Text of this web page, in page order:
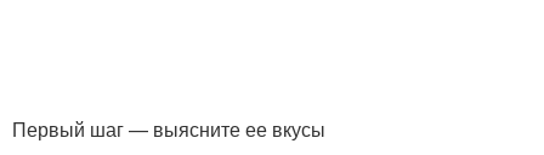
Первый шаг — выясните ее вкусы